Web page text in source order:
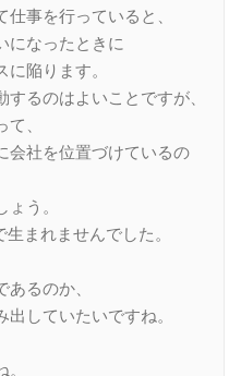
事を行っていると、
になったときに
陥ります。
るのはよいことですが、
、
会社を位置づけているの
う。
まれませんでした。
るのか、
していたいですね。